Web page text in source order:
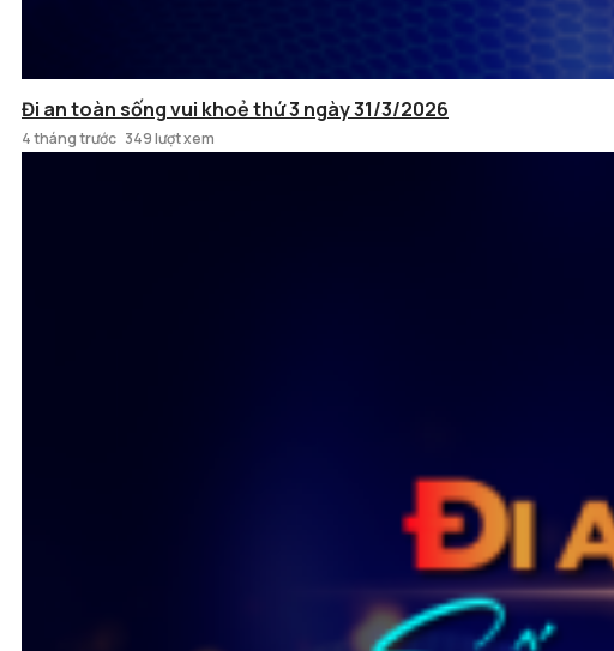
Đi an toàn sống vui khoẻ thứ 3 ngày 31/3/2026
4 tháng trước 349 lượt xem